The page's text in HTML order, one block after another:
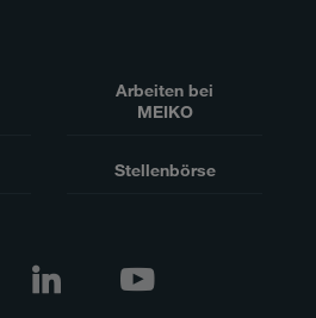
Arbeiten bei
MEIKO
Stellenbörse